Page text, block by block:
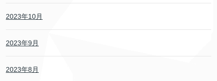
2023年10月
2023年9月
2023年8月